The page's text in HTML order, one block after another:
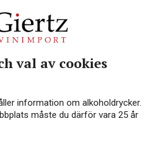
Western
Cape
val av cookies
information om alkoholdrycker.
måste du därför vara 25 år